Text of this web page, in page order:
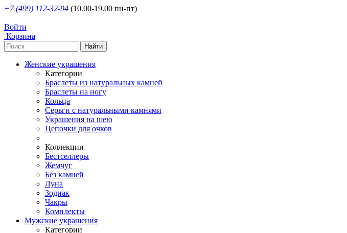
+7 (499) 112-32-94 (10.00-19.00 пн-пт)
Войти
Корзина
Женские украшения
Категории
Браслеты из натуральных камней
Браслеты на ногу
Кольца
Серьги с натуральными камнями
Украшения на шею
Цепочки для очков
Коллекции
Бестселлеры
Жемчуг
Без камней
Луна
Зодиак
Чакры
Комплекты
Мужские украшения
Категории